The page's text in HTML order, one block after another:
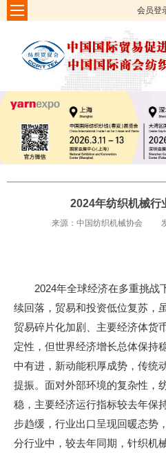
会员登
2024年纺织机械行
来源：中国纺织机械协会
2024年全球经济在多重挑战
续回落，贸易和投资低位复苏，
贸易碎片化加剧、主要经济体货
定性，但世界经济增长总体保持
中有进，新动能积厚成势，传统
提振。面对外部环境的复杂性，
稳，主要经济运行指标较去年保
步趋缓，行业出口呈现回暖态势
分行业中，较去年同期，针织机